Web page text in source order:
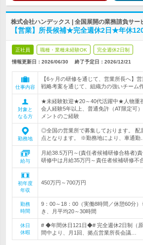
株式会社ハンデックス | 全国展開の業務請負サー
【営業】所長候補★完全週休2日★年休
正社員 職種・業種未経験OK 完全週休2日制
情報更新日：2026/06/30 終了予定日： 2026/12/21
仕事内容
【6ヶ月の研修を通じて、営業所長へ】
戦略考案を通じて、組織力の強いチーム
対象と
なる方
★未経験歓迎★20～40代活躍中★人物重
会人経験5年以上、普通免許（AT限定可
メントのご経験
勤務地
◎全国の営業所で募集しております。 配
点となります。 ※勤務地により、車通勤…
給与
月給38.5万円～(責任者候補研修合格者)
研修中は月給35万円～責任者候補研修不
初年度
年収
450万円～700万円
勤務
時間
9：00～18：00（実働8時間／休憩60分
き、月平均20～30時間
休日
休暇
# ◆年間休日121日◆# 完全週休2日制（
間中より、月1回、拠点営業所長会議…